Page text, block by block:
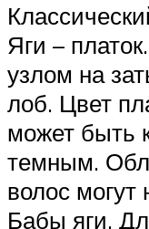
Яги –
узлом на
лоб. Цвет
может быть
темным.
волос могут
Бабы яги.